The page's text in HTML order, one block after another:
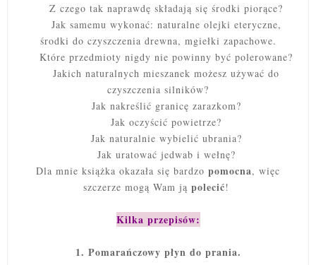
Z czego tak naprawdę składają się środki piorące?
Jak samemu wykonać: naturalne olejki eteryczne,
środki do czyszczenia drewna, mgiełki zapachowe.
Które przedmioty nigdy nie powinny być polerowane?
Jakich naturalnych mieszanek możesz używać do
czyszczenia silników?
Jak nakreślić granicę zarazkom?
Jak oczyścić powietrze?
Jak naturalnie wybielić ubrania?
Jak uratować jedwab i wełnę?
Dla mnie książka okazała się bardzo pomocna, więc
szczerze mogą Wam ją polecić!
Kilka przepisów:
1. Pomarańczowy płyn do prania.